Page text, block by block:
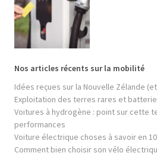
Nos articles récents sur la mobilité
Idées reçues sur la Nouvelle Zélande
Exploitation des terres rares et
Voitures à hydrogène : point sur cette
performances
Voiture électrique choses à savoir en
Comment bien choisir son vélo